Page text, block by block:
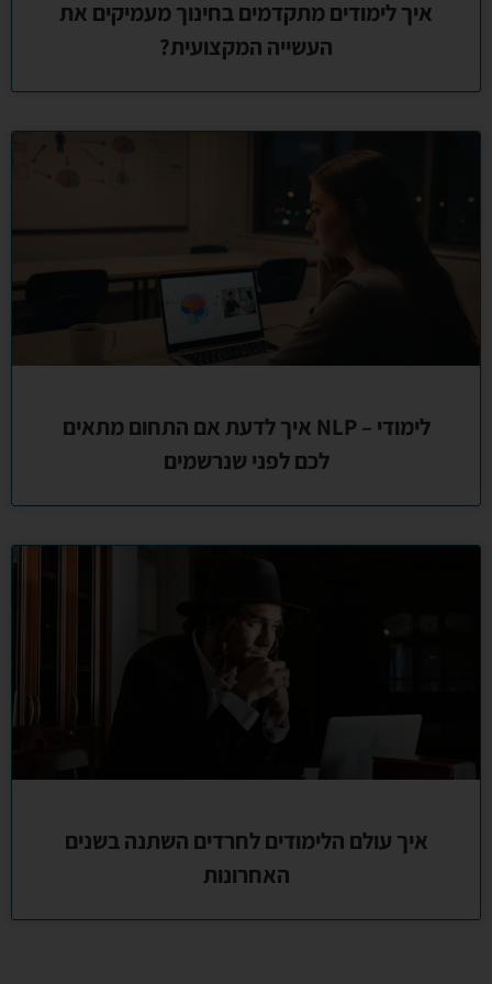
איך לימודים מתקדמים בחינוך מעמיקים את
העשייה המקצועית?
לימודי – NLP איך לדעת אם התחום מתאים
לכם לפני שנרשמים
איך עולם הלימודים לחרדים השתנה בשנים
האחרונות